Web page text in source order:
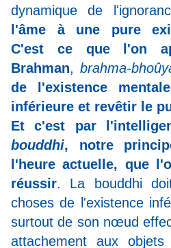
dynamique de
l'âme à une pure
C'est ce que l'on
Brahman, brahma-
de l'existence
inférieure et revêtir le
Et c'est par
bouddhi, notre
l'heure actuelle, que
réussir. La bouddhi
choses de l'existence
surtout de son nœud
attachement aux